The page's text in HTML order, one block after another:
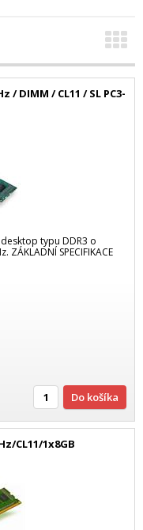
/ DIMM / CL11 / SL PC3-
typu DDR3 o
SPECIFIKACE
Do košíka
CL11/1x8GB